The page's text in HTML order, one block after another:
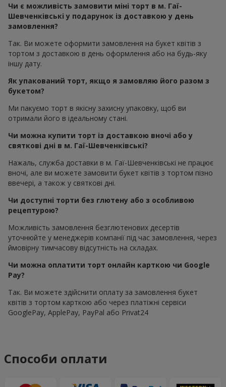
Чи є можливість замовити міні торт в м. Гаї-
Шевченківські у подарунок із доставкою у день
замовлення?
Так. Ви можете оформити замовлення на букет квітів з
тортом з доставкою в день оформлення або на будь-яку
іншу дату.
Як упакований торт, якщо я замовляю його разом з
букетом?
Ми пакуємо торт в якісну захисну упаковку, щоб ви
отримали його в ідеальному стані.
Чи можна купити торт із доставкою вночі або у
святкові дні в м. Гаї-Шевченківські?
Нажаль, служба доставки в м. Гаї-Шевченківські не працює
вночі, але ви можете замовити букет квітів з тортом пізно
ввечері, а також у святкові дні.
Чи доступні торти без глютену або з особливою
рецептурою?
Можливість замовлення безглютенових десертів
уточнюйте у менеджерів компанії під час замовлення, через
ймовірну тимчасову відсутність на складах.
Чи можна оплатити торт онлайн карткою чи Google
Pay?
Так. Ви можете здійснити оплату за замовлення букет
квітів з тортом карткою або через платіжні сервіси
GooglePay, ApplePay, PayPal або Privat24
Способи оплати